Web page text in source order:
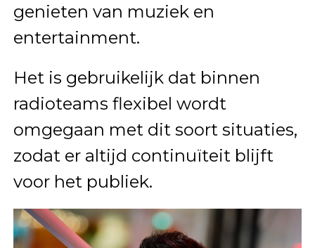
genieten van muziek en
entertainment.
Het is gebruikelijk dat binnen
radioteams flexibel wordt
omgegaan met dit soort situaties,
zodat er altijd continuïteit blijft
voor het publiek.